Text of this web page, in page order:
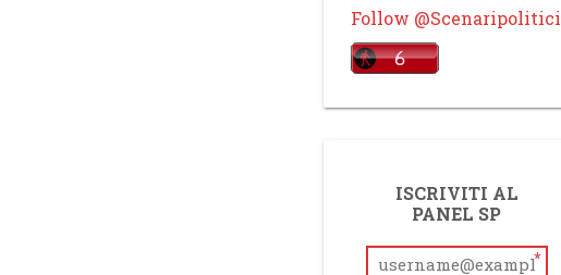
Follow @Scenaripolitici
ISCRIVITI AL
PANEL SP
*